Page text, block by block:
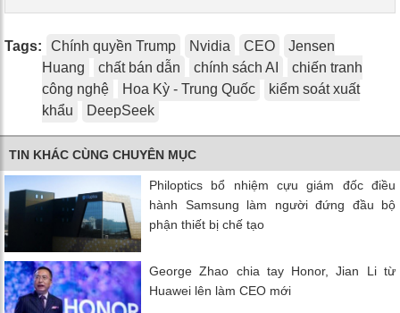
Tags: Chính quyền Trump Nvidia CEO
Jensen
Huang
chất bán dẫn chính sách AI
chiến tranh
công nghệ
Hoa Kỳ - Trung Quốc
kiểm soát xuất
khẩu
DeepSeek
TIN KHÁC CÙNG CHUYÊN MỤC
Philoptics bổ nhiệm cựu giám đốc điều
hành Samsung làm người đứng đầu bộ
phận thiết bị chế tạo
George Zhao chia tay Honor, Jian Li từ
Huawei lên làm CEO mới